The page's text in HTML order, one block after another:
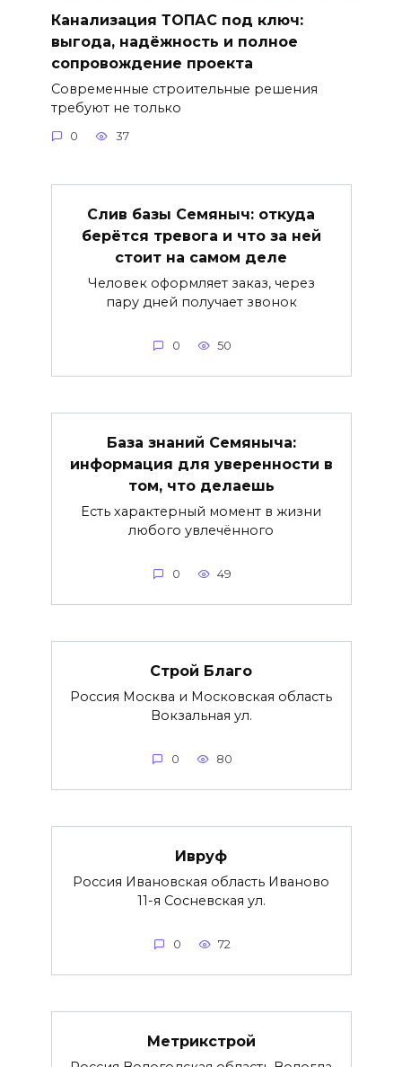
Канализация ТОПАС под ключ:
выгода, надёжность и полное
сопровождение проекта
Современные строительные решения
требуют не только
0 37
Слив базы Семяныч: откуда
берётся тревога и что за ней
стоит на самом деле
Человек оформляет заказ, через
пару дней получает звонок
0 50
База знаний Семяныча:
информация для уверенности в
том, что делаешь
Есть характерный момент в жизни
любого увлечённого
0 49
Строй Благо
Россия Москва и Московская область
Вокзальная ул.
0 80
Ивруф
Россия Ивановская область Иваново
11-я Сосневская ул.
0 72
Метрикстрой